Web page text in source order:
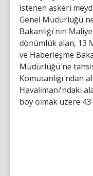
istenen askeri
Genel
Bakanlığı'nın
dönümlük alan, 13
ve Haberleşme
Müdürlüğü'ne
Komutanlığı'ndan
Havalimanı'ndaki
boy olmak üzere 43